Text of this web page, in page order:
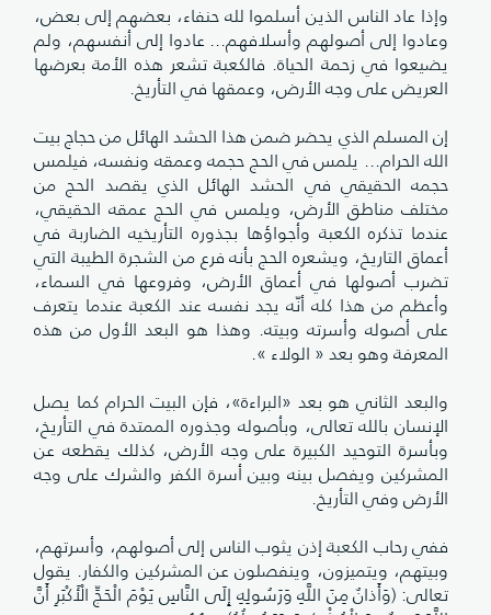
وإذا عاد الناس الذين أسلموا لله حنفاء، بعضهم إلى بعض،
وعادوا إلى أصولهم وأسلافهم... عادوا إلى أنفسهم، ولم
يضيعوا في زحمة الحياة. فالكعبة تشعر هذه الأمة بعرضها
العريض على وجه الأرض، وعمقها في التأريخ.
إن المسلم الذي يحضر ضمن هذا الحشد الهائل من حجاج بيت
الله الحرام... يلمس في الحج حجمه وعمقه ونفسه، فيلمس
حجمه الحقيقي في الحشد الهائل الذي يقصد الحج من
مختلف مناطق الأرض، ويلمس في الحج عمقه الحقيقي،
عندما تذكره الكعبة وأجواؤها بجذوره التأريخيه الضاربة في
أعماق التاريخ، ويشعره الحج بأنه فرع من الشجرة الطيبة التي
تضرب أصولها في أعماق الأرض، وفروعها في السماء،
وأعظم من هذا كله أنّه يجد نفسه عند الكعبة عندما يتعرف
على أصوله وأسرته وبيته. وهذا هو البعد الأول من هذه
المعرفة وهو بعد « الولاء ».
والبعد الثاني هو بعد «البراءة»، فإن البيت الحرام كما يصل
الإنسان بالله تعالى، وبأصوله وجذوره الممتدة في التأريخ،
وبأسرة التوحيد الكبيرة على وجه الأرض، كذلك يقطعه عن
المشركين ويفصل بينه وبين أسرة الكفر والشرك على وجه
الأرض وفي التأريخ.
ففي رحاب الكعبة إذن يثوب الناس إلى أصولهم، وأسرتهم،
وبيتهم، ويتميزون، وينفصلون عن المشركين والكفار. يقول
تعالى: (وَأَذانٌ مِنَ اللَّهِ وَرَسُولِهِ إِلَى النَّاسِ يَوْمَ الْحَجِّ الْأَكْبَرِ أَنَّ